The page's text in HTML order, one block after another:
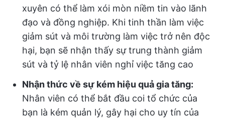
xuyên có thể làm xói mòn niềm tin vào lãnh
đạo và đồng nghiệp. Khi tinh thần làm việc
giảm sút và môi trường làm việc trở nên độc
hại, bạn sẽ nhận thấy sự trung thành giảm
sút và tỷ lệ nhân viên nghỉ việc tăng cao
Nhận thức về sự kém hiệu quả gia tăng:
Nhân viên có thể bắt đầu coi tổ chức của
bạn là kém quản lý, gây hại cho uy tín của